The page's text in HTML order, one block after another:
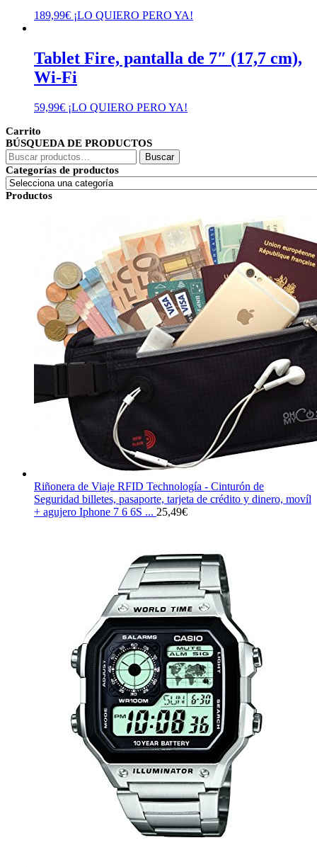
189,99€ ¡LO QUIERO PERO YA!
Tablet Fire, pantalla de 7″ (17,7 cm),
Wi-Fi
59,99€ ¡LO QUIERO PERO YA!
Carrito
BÚSQUEDA DE PRODUCTOS
Buscar
por:
Buscar
Categorías de productos
Productos
Riñonera de Viaje RFID Technología - Cinturón de
Seguridad billetes, pasaporte, tarjeta de crédito y dinero, movíl
+ agujero Iphone 7 6 6S ... 25,49€